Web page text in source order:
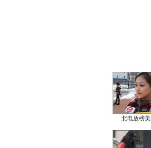
北电放榜